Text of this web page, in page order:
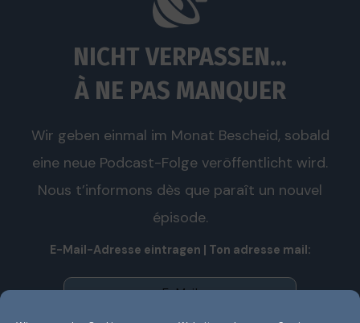
NICHT VERPASSEN...
À NE PAS MANQUER
Wir geben einmal im Monat Bescheid, sobald
eine neue Podcast-Folge veröffentlicht wird.
Nous t’informons dès que paraît un nouvel
épisode.
E-Mail-Adresse eintragen | Ton adresse mail: